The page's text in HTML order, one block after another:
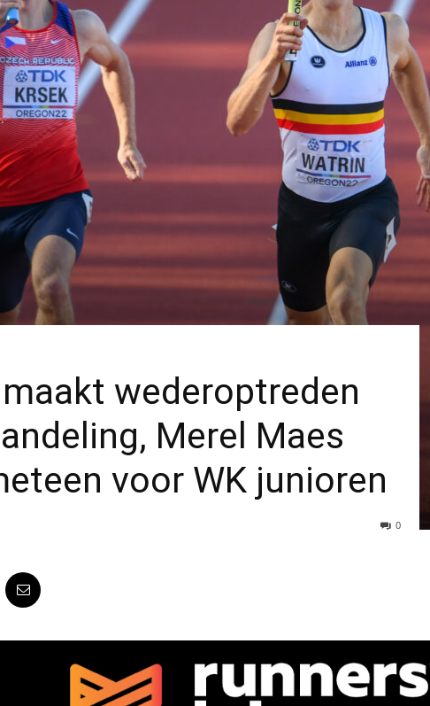
wederoptreden
Merel Maes
voor WK junioren
0